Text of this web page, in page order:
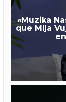
«Muzika
que Mija